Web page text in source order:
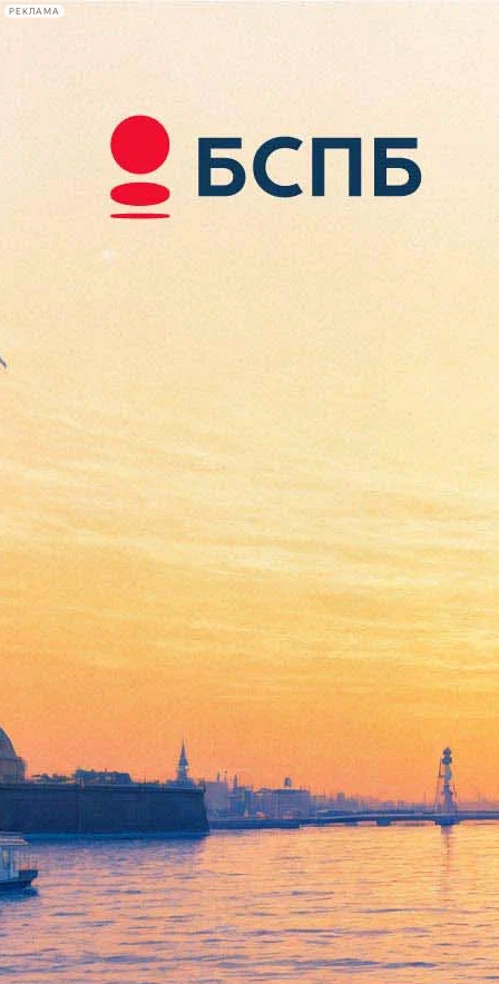
РЕКЛАМА
Сегодня:
2026.08.08
21:16
Афиша Plus
The Chemical Brothers
вернулись в олдскульные
1990-е в новом альбоме
Версия для печати
Британский электронный дуэт The Chemical Brothers 12 апреля
выпустил новый альбом под названием No Geography.
Предыдущий полноценный релиз музыкантов состоялся в
2015 году.
Рейв сейчас вновь актуален, видимо, поэтому в своей девятой
студийной работе «Химические братья» решили вернуться к
олдскульному танцевальному звучанию 1990-х. Как и в
ранних хитах, британский дуэт при записи новой пластинки